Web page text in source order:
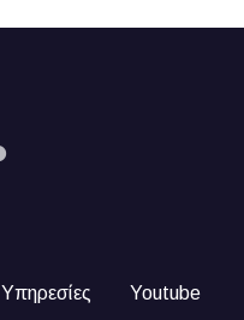
Υπηρεσίες Youtube